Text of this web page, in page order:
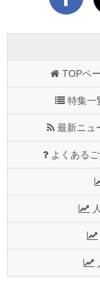
TOPペ
特集一
最新ニュ
よくある